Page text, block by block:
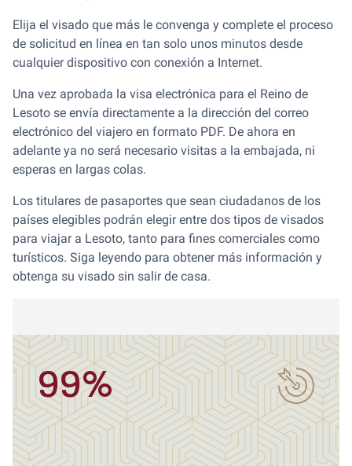
Elija el visado que más le convenga y complete el proceso
de solicitud en línea en tan solo unos minutos desde
cualquier dispositivo con conexión a Internet.
Una vez aprobada la visa electrónica para el Reino de
Lesoto se envía directamente a la dirección del correo
electrónico del viajero en formato PDF. De ahora en
adelante ya no será necesario visitas a la embajada, ni
esperas en largas colas.
Los titulares de pasaportes que sean ciudadanos de los
países elegibles podrán elegir entre dos tipos de visados
para viajar a Lesoto, tanto para fines comerciales como
turísticos. Siga leyendo para obtener más información y
obtenga su visado sin salir de casa.
99%